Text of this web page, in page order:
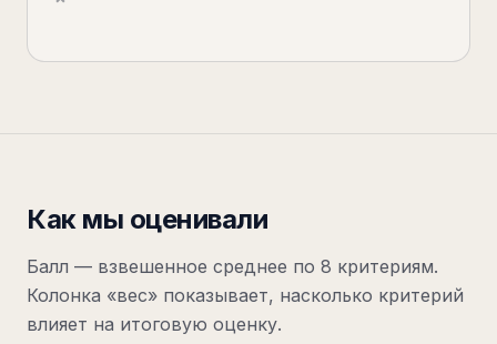
Как мы оценивали
Балл — взвешенное среднее по 8 критериям.
Колонка «вес» показывает, насколько критерий
влияет на итоговую оценку.